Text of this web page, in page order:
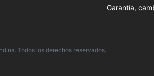
Garantía,
Todos los derechos reservados.